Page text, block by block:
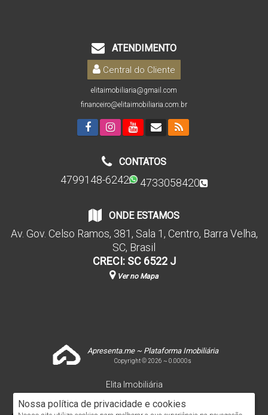
Nossa política de privacidade e cookies
ATENDIMENTO
Central do Cliente
elitaimobiliaria@gmail.com
financeiro@elitaimobiliaria.com.br
CONTATOS
4799148-6242 4733058420
ONDE ESTAMOS
Av. Gov. Celso Ramos, 381 , Sala 1 , Centro, Barra Velha,
SC, Brasil
CRECI: SC 6522 J
Ver no Mapa
Apresenta.me ~ Plataforma Imobiliária
Copyright © 2026 ~ 0.0000s
Elita Imobiliária